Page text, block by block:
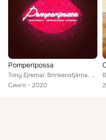
Pomperipossa
Tony Ejremar, Brinkenstjärna, Alphaman
Сингл
2020